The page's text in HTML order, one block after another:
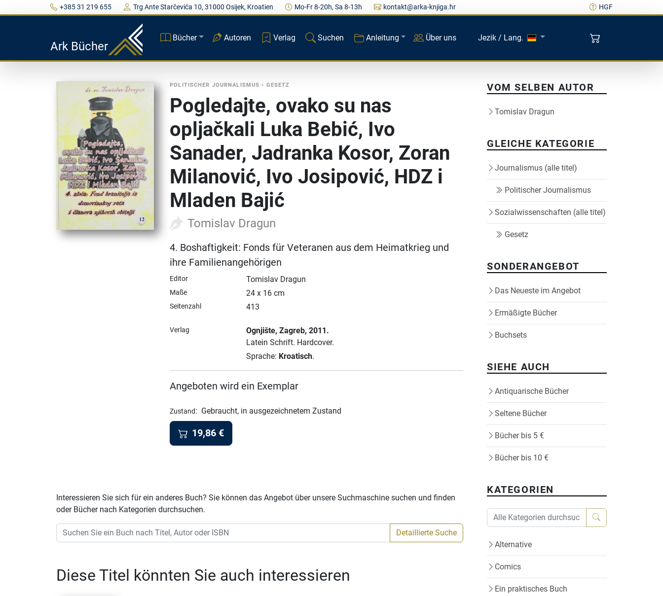
+385 31 219 655 Trg Ante Starčevića 10, 31000 Osijek, Kroatien Mo-Fr 8-20h, Sa 8-13h kontakt@arka-knjiga.hr HGF
Ark Bücher
Bücher Autoren Verlag Suchen Anleitung Über uns Jezik / Lang.
POLITISCHER JOURNALISMUS • GESETZ
Pogledajte, ovako su nas
opljačkali Luka Bebić, Ivo
Sanader, Jadranka Kosor, Zoran
Milanović, Ivo Josipović, HDZ i
Mladen Bajić
Tomislav Dragun
4. Boshaftigkeit: Fonds für Veteranen aus dem Heimatkrieg und
ihre Familienangehörigen
Editor Tomislav Dragun
Maße 24 x 16 cm
Seitenzahl 413
Verlag Ognjište, Zagreb, 2011.
Latein Schrift. Hardcover.
Sprache: Kroatisch.
Angeboten wird ein Exemplar
Zustand: Gebraucht, in ausgezeichnetem Zustand
19,86 €
Interessieren Sie sich für ein anderes Buch? Sie können das Angebot über unsere Suchmaschine suchen und finden
oder Bücher nach Kategorien durchsuchen.
Detaillierte Suche
Diese Titel könnten Sie auch interessieren
VOM SELBEN AUTOR
Tomislav Dragun
GLEICHE KATEGORIE
Journalismus (alle titel)
Politischer Journalismus
Sozialwissenschaften (alle titel)
Gesetz
SONDERANGEBOT
Das Neueste im Angebot
Ermäßigte Bücher
Buchsets
SIEHE AUCH
Antiquarische Bücher
Seltene Bücher
Bücher bis 5 €
Bücher bis 10 €
KATEGORIEN
Alternative
Comics
Ein praktisches Buch